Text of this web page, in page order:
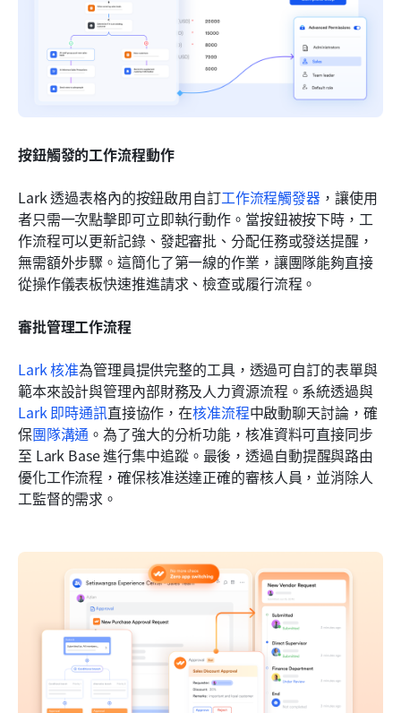
按鈕觸發的工作流程動作
Lark 透過表格內的按鈕啟用自訂工作流程觸發器，讓使用
者只需一次點擊即可立即執行動作。當按鈕被按下時，工
作流程可以更新記錄、發起審批、分配任務或發送提醒，
無需額外步驟。這簡化了第一線的作業，讓團隊能夠直接
從操作儀表板快速推進請求、檢查或履行流程。
審批管理工作流程
Lark 核准為管理員提供完整的工具，透過可自訂的表單與
範本來設計與管理內部財務及人力資源流程。系統透過與
Lark 即時通訊直接協作，在核准流程中啟動聊天討論，確
保團隊溝通 。為了強大的分析功能，核准資料可直接同步
至 Lark Base 進行集中追蹤。最後，透過自動提醒與路由
優化工作流程，確保核准送達正確的審核人員，並消除人
工監督的需求。